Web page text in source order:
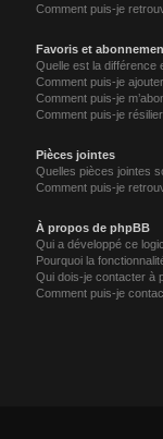
Comment puis-je
Favoris et
Quelle est la différence
Comment puis-je
Comment puis-je
Comment puis-je
Pièces jointes
Quelles pièces jointes
Comment puis-je
À propos de phpBB
Qui a développé ce
Pourquoi la
Qui dois-je contacter à
Comment puis-je